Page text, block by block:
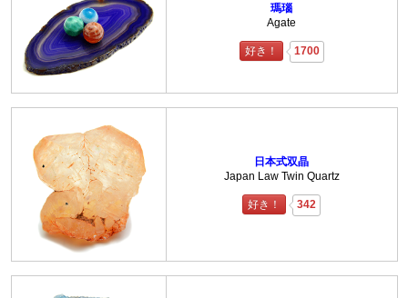
瑪瑙
Agate
好き！ 1700
日本式双晶
Japan Law Twin Quartz
好き！ 342